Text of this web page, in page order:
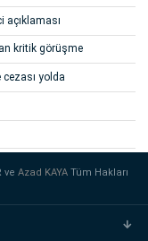
açıklaması
kritik görüşme
yolda
veAzad KAYATüm Hakları